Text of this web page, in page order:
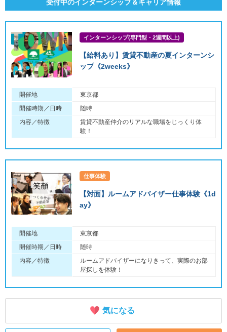
受付中のインターンシップ＆キャリア情報
インターンシップ(専門型・2週間以上)
【給料あり】賃貸不動産の夏インターンシ
ップ《2weeks》
開催地
東京都
開催時期／日時
随時
内容／特徴
賃貸不動産仲介のリアルな職場をじっくり体
験！
仕事体験
【対面】ルームアドバイザー仕事体験《1d
ay》
開催地
東京都
開催時期／日時
随時
内容／特徴
ルームアドバイザーになりきって、実際のお部
屋探しを体験！
気になる